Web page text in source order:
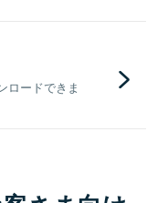
ロードできま